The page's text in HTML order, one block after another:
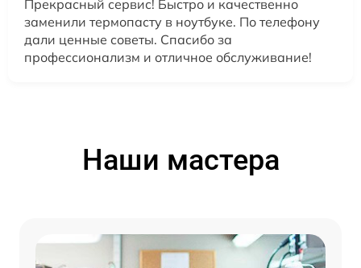
Прекрасный сервис! Быстро и качественно
заменили термопасту в ноутбуке. По телефону
дали ценные советы. Спасибо за
профессионализм и отличное обслуживание!
Наши мастера